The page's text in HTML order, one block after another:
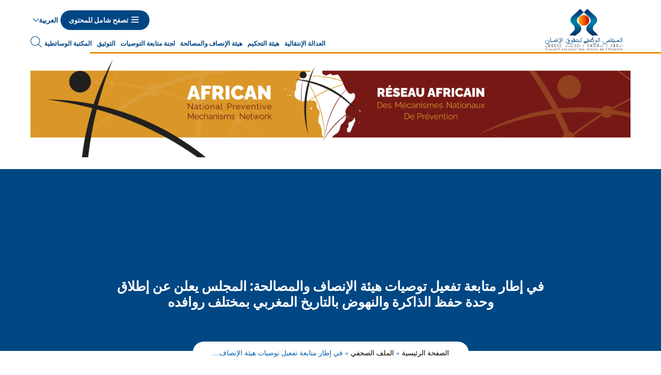
main
content
تصفح شامل للمحتوى العربية
Navigation
principale
العدالة الإنتقالية هيئة التحكيم هيئة الإنصاف والمصالحة لجنة متابعة التوصيات التوثيق المكتبة الوسائطية
في إطار متابعة تفعيل توصيات هيئة الإنصاف والمصالحة: المجلس يعلن عن إطلاق
وحدة حفظ الذاكرة والنهوض بالتاريخ المغربي بمختلف روافده
الصفحة الرئيسية الملف الصحفي في إطار متابعة تفعيل توصيات هيئة الإنصاف…